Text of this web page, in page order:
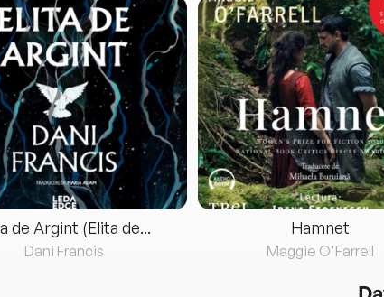
de Argint (Elita de...
Dani Francis
Hamnet
Maggie O'Farrell